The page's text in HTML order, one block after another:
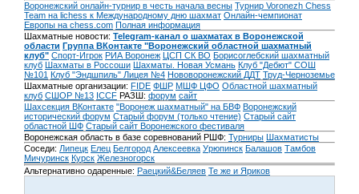
Воронежский онлайн-турнир в честь начала весны Турнир Voronezh Chess
Team на lichess к Международному дню шахмат Онлайн-чемпионат
Европы на chess.com Полная информация
Шахматные новости: Telegram-канал о шахматах в Воронежской
области Группа ВКонтакте "Воронежский областной шахматный
клуб" Спорт-Игрок РИА Воронеж ЦСП СК ВО Борисоглебский шахматный
клуб Шахматы в Россоши Шахматы. Новая Усмань Клуб "Дебют" СОШ
№101 Клуб "Эндшпиль" Лицея №4 Нововоронежский ДДТ Труд-Черноземье
Шахматные организации: FIDE ФШР МШФ ЦФО Областной шахматный
клуб СШОР №13 ICCF РАЗШ: форум сайт
Шахсекция ВКонтакте "Воронеж шахматный" на БВФ Воронежский
исторический форум Cтарый форум (только чтение) Старый сайт
областной ШФ Старый сайт Воронежского фестиваля
Воронежская область в базе соревнований РШФ: Турниры Шахматисты
Соседи: Липецк Елец Белгород Алексеевка Урюпинск Балашов Тамбов
Мичуринск Курск Железногорск
Альтернативно одаренные: Раецкий&Беляев Те же и Яриков